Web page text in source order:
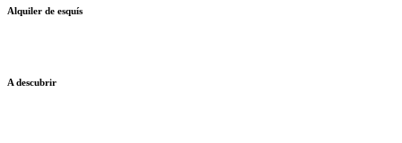
Alquiler de esquís
A descubrir